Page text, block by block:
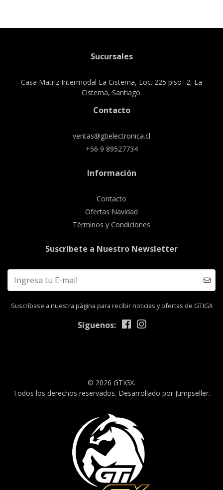
Sucursales
Casa Matriz Intermodal La Cisterna, Loc. 225 piso -2, La
Cisterna, Santiago.
Contacto
ventas@gtielectronica.cl
+56 9 89527734
Información
Contacto
Ofertas Navidad
Términos y Condiciones
Suscríbete a Nuestro Newsletter
Suscríbase a nuestra página para recibir noticias y ofertas de GTIGX
Síguenos:
© 2026 GTIGX.
Todos los derechos reservados. Desarrollado por Jumpseller.